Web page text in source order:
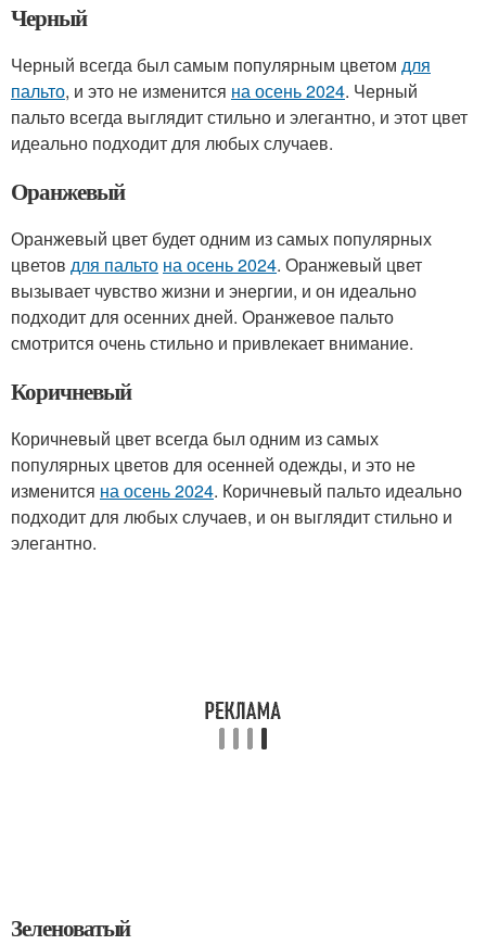
Черный
Черный всегда был самым популярным цветом для
пальто, и это не изменится на осень 2024. Черный
пальто всегда выглядит стильно и элегантно, и этот цвет
идеально подходит для любых случаев.
Оранжевый
Оранжевый цвет будет одним из самых популярных
цветов для пальто на осень 2024. Оранжевый цвет
вызывает чувство жизни и энергии, и он идеально
подходит для осенних дней. Оранжевое пальто
смотрится очень стильно и привлекает внимание.
Коричневый
Коричневый цвет всегда был одним из самых
популярных цветов для осенней одежды, и это не
изменится на осень 2024. Коричневый пальто идеально
подходит для любых случаев, и он выглядит стильно и
элегантно.
Зеленоватый